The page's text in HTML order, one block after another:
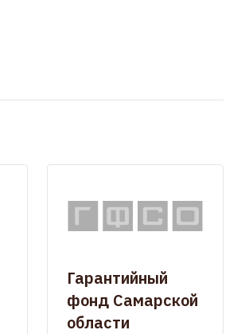
Гарантийный
фонд Самарской
области